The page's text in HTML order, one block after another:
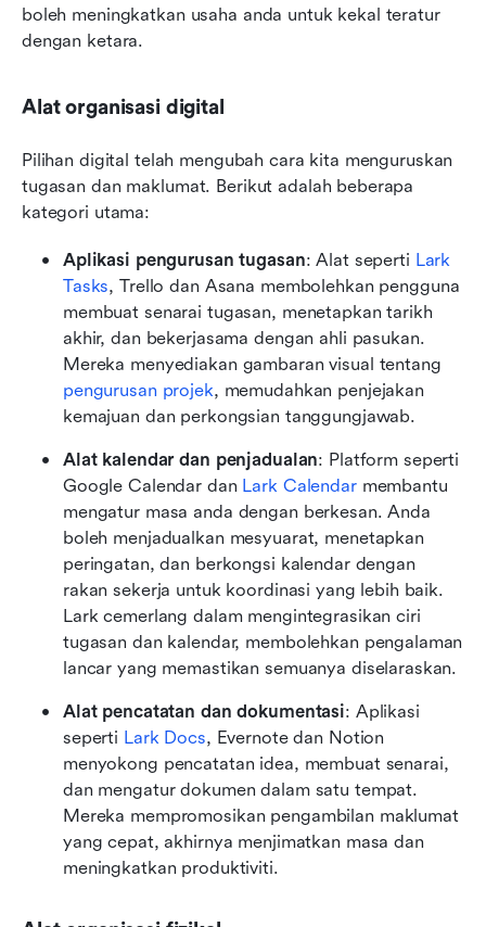
boleh meningkatkan usaha anda untuk kekal teratur
dengan ketara.
Alat organisasi digital
Pilihan digital telah mengubah cara kita menguruskan
tugasan dan maklumat. Berikut adalah beberapa
kategori utama:
Aplikasi pengurusan tugasan: Alat seperti Lark
Tasks, Trello dan Asana membolehkan pengguna
membuat senarai tugasan, menetapkan tarikh
akhir, dan bekerjasama dengan ahli pasukan.
pengurusan projek, memudahkan penjejakan
kemajuan dan perkongsian tanggungjawab.
Alat kalendar dan penjadualan: Platform seperti
Google Calendar dan Lark Calendar membantu
mengatur masa anda dengan berkesan. Anda
boleh menjadualkan mesyuarat, menetapkan
peringatan, dan berkongsi kalendar dengan
rakan sekerja untuk koordinasi yang lebih baik.
Lark cemerlang dalam mengintegrasikan ciri
tugasan dan kalendar, membolehkan pengalaman
lancar yang memastikan semuanya diselaraskan.
Alat pencatatan dan dokumentasi: Aplikasi
seperti Lark Docs, Evernote dan Notion
menyokong pencatatan idea, membuat senarai,
dan mengatur dokumen dalam satu tempat.
Mereka mempromosikan pengambilan maklumat
yang cepat, akhirnya menjimatkan masa dan
meningkatkan produktiviti.